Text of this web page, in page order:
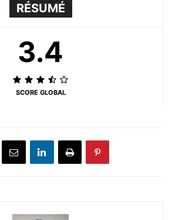
RÉSUMÉ
3.4
SCORE GLOBAL